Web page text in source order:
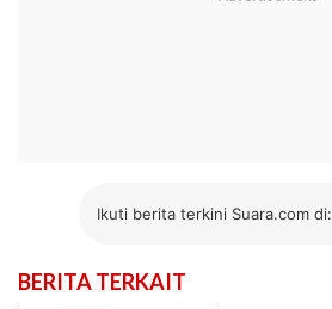
Ikuti berita terkini Suara.com di:
BERITA TERKAIT